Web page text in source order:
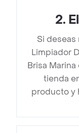
2.
Si
Limpiador
Brisa
tienda
producto y